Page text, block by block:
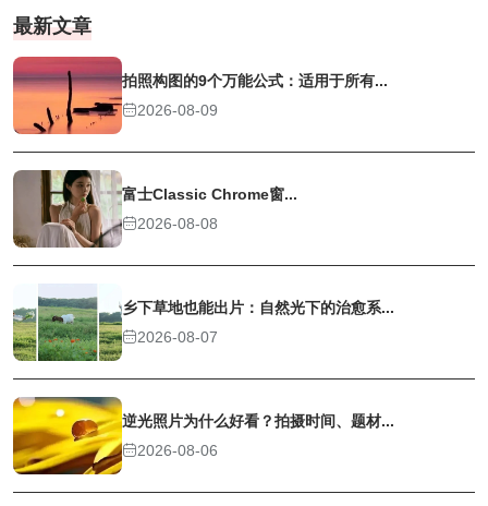
最新文章
拍照构图的9个万能公式：适用于所有...
2026-08-09
富士Classic Chrome窗...
2026-08-08
乡下草地也能出片：自然光下的治愈系...
2026-08-07
逆光照片为什么好看？拍摄时间、题材...
2026-08-06